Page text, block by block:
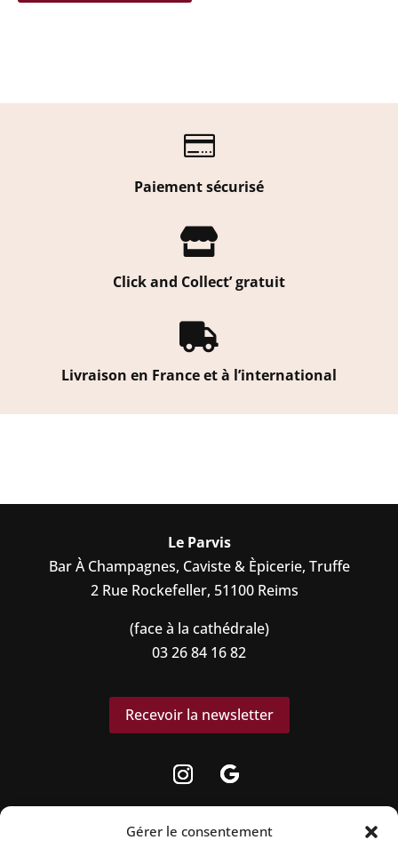
Gérer le consentement

Paiement sécurisé

Click and Collect’ gratuit

Livraison en France et à l’international
Le Parvis
Bar À Champagnes, Caviste & Èpicerie, Truffe
2 Rue Rockefeller, 51100 Reims
(face à la cathédrale)
03 26 84 16 82
Recevoir la newsletter